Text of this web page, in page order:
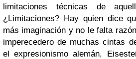
limitaciones técnicas de
¿Limitaciones? Hay quien dice
más imaginación y no le falta
imperecedero de muchas cintas
el expresionismo alemán,